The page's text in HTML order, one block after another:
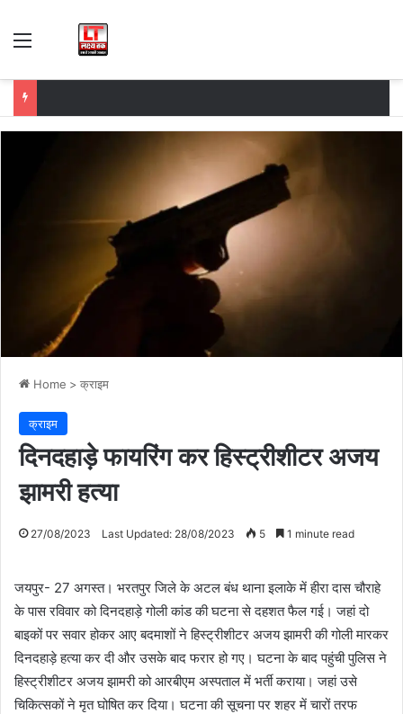
Menu
Home > क्राइम
क्राइम
दिनदहाड़े फायरिंग कर हिस्ट्रीशीटर अजय
झामरी हत्या
27/08/2023 Last Updated: 28/08/2023 5 1 minute read
जयपुर- 27 अगस्त। भरतपुर जिले के अटल बंध थाना इलाके में हीरा दास चौराहे
के पास रविवार को दिनदहाड़े गोली कांड की घटना से दहशत फैल गई। जहां दो
बाइकों पर सवार होकर आए बदमाशों ने हिस्ट्रीशीटर अजय झामरी की गोली मारकर
दिनदहाड़े हत्या कर दी और उसके बाद फरार हो गए। घटना के बाद पहुंची पुलिस ने
हिस्ट्रीशीटर अजय झामरी को आरबीएम अस्पताल में भर्ती कराया। जहां उसे
चिकित्सकों ने मृत घोषित कर दिया। घटना की सूचना पर शहर में चारों तरफ